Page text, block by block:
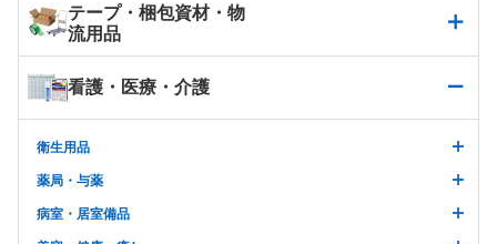
テープ・梱包資材・物
流用品
看護・医療・介護
衛生用品
薬局・与薬
病室・居室備品